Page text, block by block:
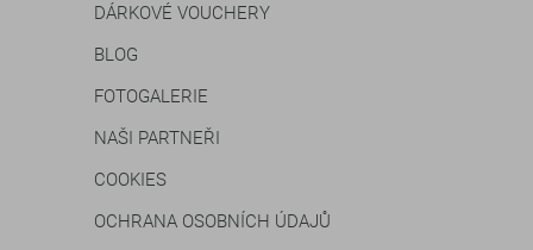
DÁRKOVÉ VOUCHERY
BLOG
FOTOGALERIE
NAŠI PARTNEŘI
COOKIES
OCHRANA OSOBNÍCH ÚDAJŮ